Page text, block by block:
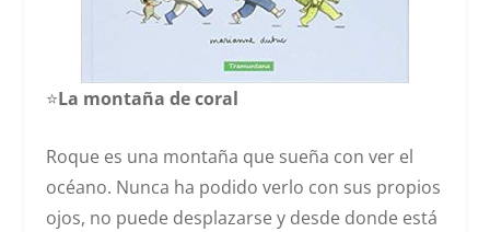
⭐️La montaña de coral
Roque es una montaña que sueña con ver el
océano. Nunca ha podido verlo con sus propios
ojos, no puede desplazarse y desde donde está